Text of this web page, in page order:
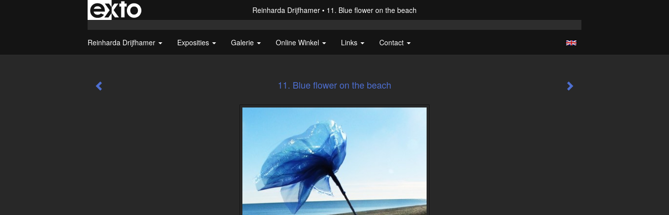
Reinharda Drijfhamer 11. Blue flower on the beach
Reinharda Drijfhamer Exposities Galerie Online Winkel Links Contact
11. Blue flower on the beach